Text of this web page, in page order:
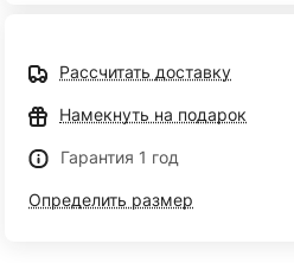
Рассчитать доставку
Намекнуть на подарок
Гарантия 1 год
Определить размер